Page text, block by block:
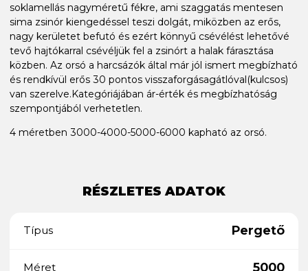
soklamellás nagyméretű fékre, ami szaggatás mentesen
sima zsinór kiengedéssel teszi dolgát, miközben az erős,
nagy kerületet befutó és ezért könnyű csévélést lehetővé
tevő hajtókarral csévéljük fel a zsinórt a halak fárasztása
közben. Az orsó a harcsázók által már jól ismert megbízható
és rendkívül erős 30 pontos visszaforgásagátlóval(kulcsos)
van szerelve.Kategóriájában ár-érték és megbízhatóság
szempontjából verhetetlen.
4 méretben 3000-4000-5000-6000 kapható az orsó.
RÉSZLETES ADATOK
Típus Pergető
Méret 5000